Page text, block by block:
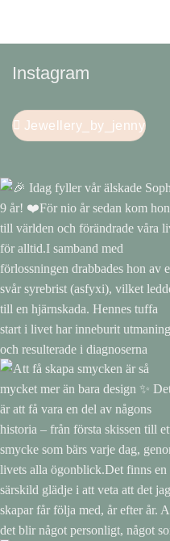
Instagram
Jewellery_by_jenny
🎉 Idag fyller vår älskade
Sophie 9 år! ❤️För nio år sedan
kom hon till världen och
förändrade våra liv för alltid.I
drabbades hon av en svår
syrebrist (asfyxi), vilket ledde till
en hjärnskada. Hennes tuffa
start i livet har inneburit
utmaningar och resulterade i